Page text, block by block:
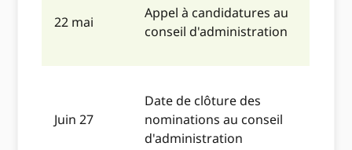
22 mai
Appel à candidatures au
conseil d'administration
Juin 27
Date de clôture des
nominations au conseil
d'administration